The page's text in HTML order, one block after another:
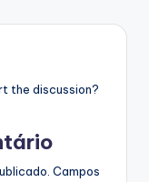
the discussion?
Campos